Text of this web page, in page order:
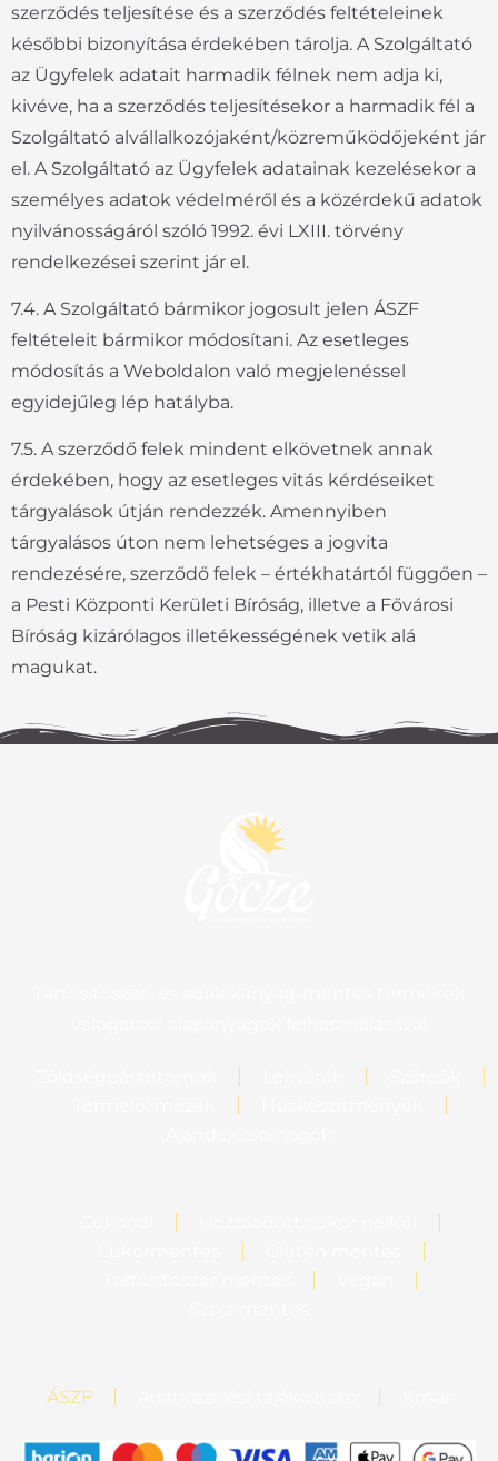
szerződés teljesítése és a szerződés feltételeinek
későbbi bizonyítása érdekében tárolja. A Szolgáltató
az Ügyfelek adatait harmadik félnek nem adja ki,
kivéve, ha a szerződés teljesítésekor a harmadik fél a
Szolgáltató alvállalkozójaként/közreműködőjeként jár
el. A Szolgáltató az Ügyfelek adatainak kezelésekor a
személyes adatok védelméről és a közérdekű adatok
nyilvánosságáról szóló 1992. évi LXIII. törvény
rendelkezései szerint jár el.
7.4. A Szolgáltató bármikor jogosult jelen ÁSZF
feltételeit bármikor módosítani. Az esetleges
módosítás a Weboldalon való megjelenéssel
egyidejűleg lép hatályba.
7.5. A szerződő felek mindent elkövetnek annak
érdekében, hogy az esetleges vitás kérdéseiket
tárgyalások útján rendezzék. Amennyiben
tárgyalásos úton nem lehetséges a jogvita
rendezésére, szerződő felek – értékhatártól függően –
a Pesti Központi Kerületi Bíróság, illetve a Fővárosi
Bíróság kizárólagos illetékességének vetik alá
magukat.
ÁSZF